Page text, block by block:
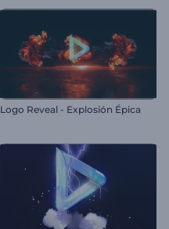
Logo Reveal - Explosión Épica